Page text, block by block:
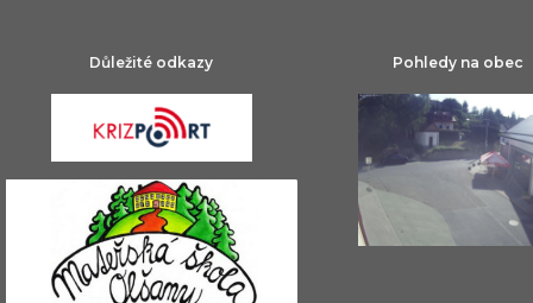
Důležité odkazy Pohledy na obec